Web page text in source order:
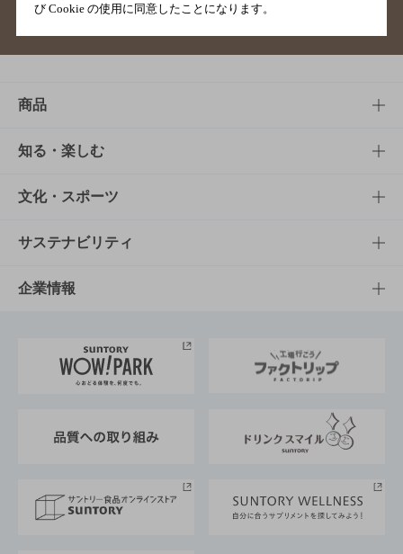
ご意見・ご感想
商品
商品TOP
商品一覧
商品発売情報
栄養成分一覧
知る・楽しむ
知る・楽しむTOP
キャンペーン
工場見学
地域情報
文化・スポーツ
文化・スポーツTOP
サントリーホール
サントリーサンバーズ大阪
サステナビリティ
サステナビリティTOP
サントリーが考えるサステナビリティ経営
企業情報
企業概要
採用情報
び Cookie の使用に同意したことになります。